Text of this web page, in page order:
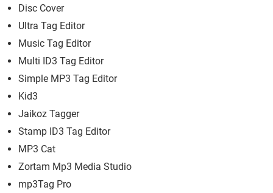
Disc Cover
Ultra Tag Editor
Music Tag Editor
Multi ID3 Tag Editor
Simple MP3 Tag Editor
Kid3
Jaikoz Tagger
Stamp ID3 Tag Editor
MP3 Cat
Zortam Mp3 Media Studio
mp3Tag Pro